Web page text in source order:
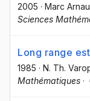
2005 · Marc
Sciences
Long range
1985 · N. Th.
Mathématiques ·